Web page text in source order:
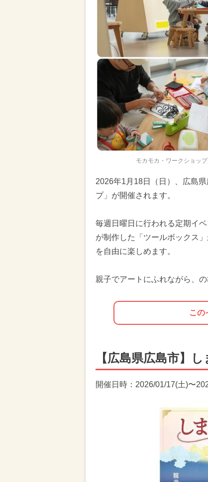
モカモカ・ワークショッ
2026年1月18日（日）、広島
プ」が開催されます。
毎週日曜日に行われる定期イ
が制作した「ツールボックス
を自由に楽しめます。
親子でアートにふれながら、
この
【広島県広島市】
開催日時：2026/01/17(土)〜